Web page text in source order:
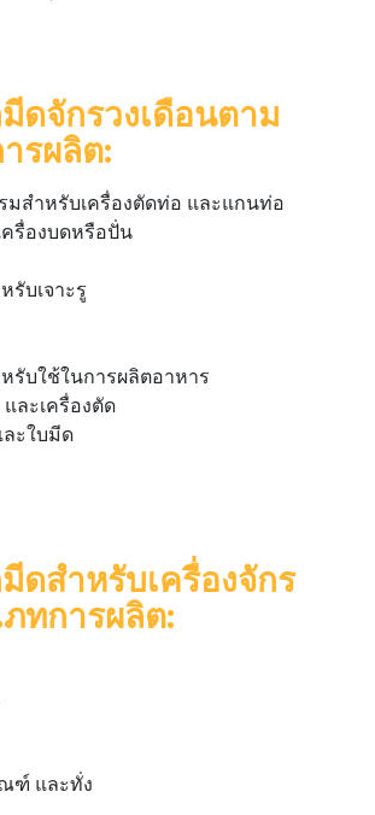
ดจักรวงเดือนตาม
รผลิต:
มสำหรับเครื่องตัดท่อ และแกนท่อ
รื่องบดหรือปั่น
รับเจาะรู
รับใช้ในการผลิตอาหาร
ละเครื่องตัด
ละใบมีด
ดสำหรับเครื่องจักร
ทการผลิต:
ฑ์ และทั่ง